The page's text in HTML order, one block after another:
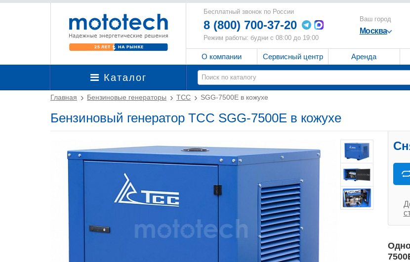
Бесплатный звонок по России
8 (800) 700-37-20
Режим работы: будни с 08:00 до 19:00
Ваш город
Москва
О компании Сервисный центр Аренда
Каталог
Главная Бензиновые генераторы ТСС SGG-7500Е в кожухе
Бензиновый генератор ТСС SGG-7500Е в кожухе